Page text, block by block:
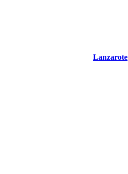
Lanzarote